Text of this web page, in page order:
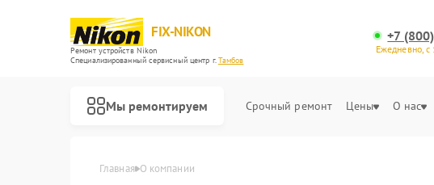
FIX-NIKON
Ремонт устройств Nikon
Специализированный cервисный центр г.Тамбов
+7
Ежедневно,
Мы ремонтируем Срочный ремонт Цены О нас
Главная О компании